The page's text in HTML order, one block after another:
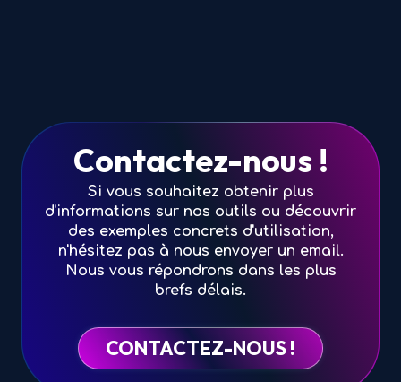
Contactez-nous !
Si vous souhaitez obtenir plus
d'informations sur nos outils ou découvrir
des exemples concrets d'utilisation,
n'hésitez pas à nous envoyer un email.
Nous vous répondrons dans les plus
brefs délais.
CONTACTEZ-NOUS !